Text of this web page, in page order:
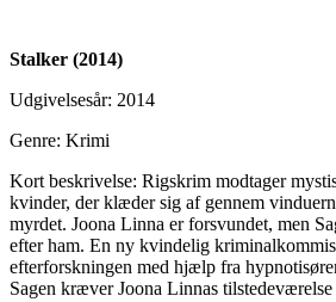
Stalker (2014)
Udgivelsesår: 2014
Genre: Krimi
Kort beskrivelse: Rigskrim modtager
kvinder, der klæder sig af gennem
myrdet. Joona Linna er forsvundet, men
efter ham. En ny kvindelig
efterforskningen med hjælp fra
Sagen kræver Joona Linnas